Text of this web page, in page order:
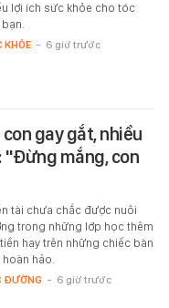
lợi ích sức khỏe cho tóc
KHỎE - 6 giờ trước
gay gắt, nhiều
"Đừng mắng, con
tài chưa chắc được nuôi
trong những lớp học thêm
hay trên những chiếc bàn
hoàn hảo.
ĐƯỜNG - 6 giờ trước